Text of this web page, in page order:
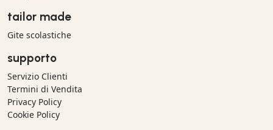
tailor made
Gite scolastiche
supporto
Servizio Clienti
Termini di Vendita
Privacy Policy
Cookie Policy